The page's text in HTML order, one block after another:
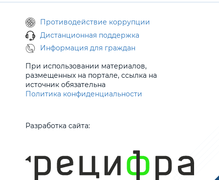
Противодействие коррупции
Дистанционная поддержка
Информация для граждан
При использовании материалов,
размещенных на портале, ссылка на
источник обязательна
Политика конфиденциальности
Разработка сайта: